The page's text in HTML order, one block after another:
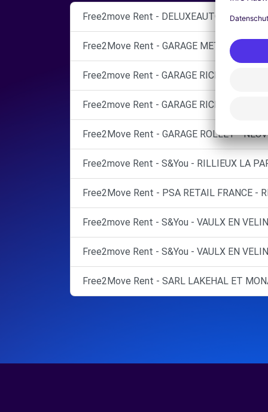
Free2move Rent - DELUXEAUTO69 -
Free2Move Rent - GARAGE METROPOLE -
Free2move Rent - GARAGE RICHARD
Free2move Rent - GARAGE RICHARD
Free2Move Rent - GARAGE ROLLET -
Free2move Rent - S&You - RILLIEUX LA
Free2Move Rent - PSA RETAIL FRANCE -
Free2move Rent - S&You - VAULX EN
Free2move Rent - S&You - VAULX EN
Free2Move Rent - SARL LAKEHAL ET